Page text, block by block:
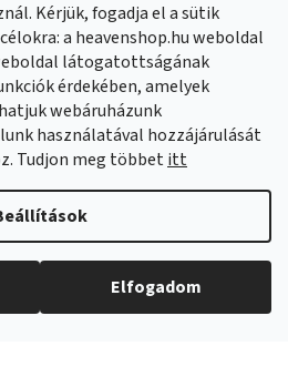
Kérjük, fogadja el a sütik
a heavenshop.hu weboldal
látogatottságának
érdekében, amelyek
webáruházunk
használatával hozzájárulását
Tudjon meg többetitt
Elfogadom